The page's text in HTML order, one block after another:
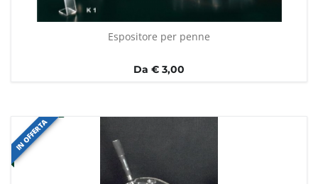
Espositore per penne
Da € 3,00
IN OFFERTA